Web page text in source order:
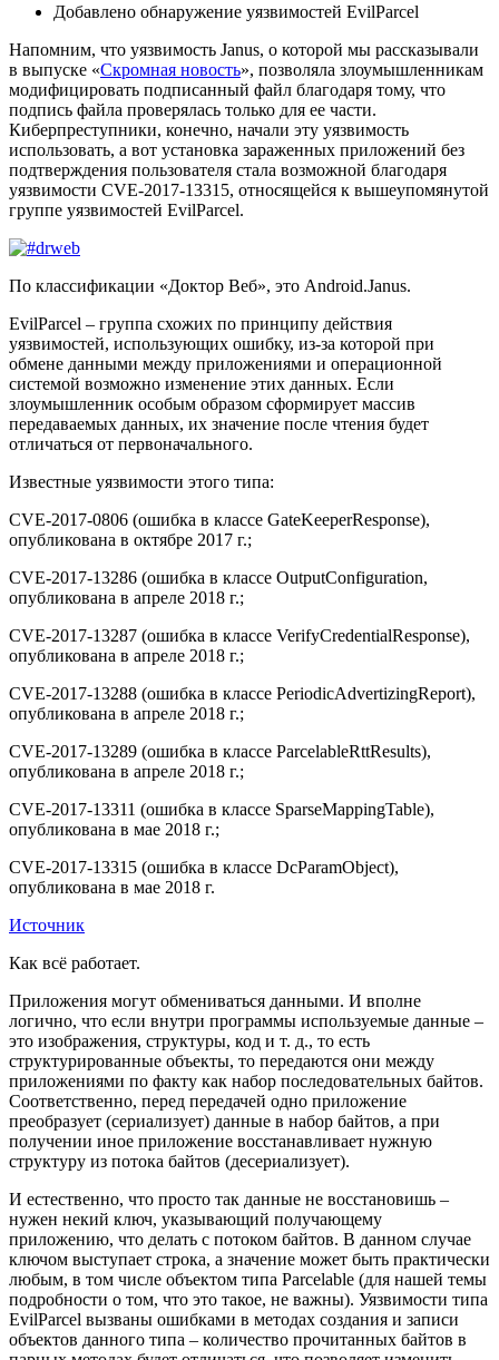
Добавлено обнаружение уязвимостей EvilParcel
Напомним, что уязвимость Janus, о которой мы рассказывали
в выпуске «Скромная новость», позволяла злоумышленникам
модифицировать подписанный файл благодаря тому, что
подпись файла проверялась только для ее части.
Киберпреступники, конечно, начали эту уязвимость
использовать, а вот установка зараженных приложений без
подтверждения пользователя стала возможной благодаря
уязвимости CVE-2017-13315, относящейся к вышеупомянутой
группе уязвимостей EvilParcel.
По классификации «Доктор Веб», это Android.Janus.
EvilParcel – группа схожих по принципу действия
уязвимостей, использующих ошибку, из-за которой при
обмене данными между приложениями и операционной
системой возможно изменение этих данных. Если
злоумышленник особым образом сформирует массив
передаваемых данных, их значение после чтения будет
отличаться от первоначального.
Известные уязвимости этого типа:
CVE-2017-0806 (ошибка в классе GateKeeperResponse),
опубликована в октябре 2017 г.;
CVE-2017-13286 (ошибка в классе OutputConfiguration,
опубликована в апреле 2018 г.;
CVE-2017-13287 (ошибка в классе VerifyCredentialResponse),
опубликована в апреле 2018 г.;
CVE-2017-13288 (ошибка в классе PeriodicAdvertizingReport),
опубликована в апреле 2018 г.;
CVE-2017-13289 (ошибка в классе ParcelableRttResults),
опубликована в апреле 2018 г.;
CVE-2017-13311 (ошибка в классе SparseMappingTable),
опубликована в мае 2018 г.;
CVE-2017-13315 (ошибка в классе DcParamObject),
опубликована в мае 2018 г.
Источник
Как всё работает.
Приложения могут обмениваться данными. И вполне
логично, что если внутри программы используемые данные –
это изображения, структуры, код и т. д., то есть
структурированные объекты, то передаются они между
приложениями по факту как набор последовательных байтов.
Соответственно, перед передачей одно приложение
преобразует (сериализует) данные в набор байтов, а при
получении иное приложение восстанавливает нужную
структуру из потока байтов (десериализует).
И естественно, что просто так данные не восстановишь –
нужен некий ключ, указывающий получающему
приложению, что делать с потоком байтов. В данном случае
ключом выступает строка, а значение может быть практически
любым, в том числе объектом типа Parcelable (для нашей темы
подробности о том, что это такое, не важны). Уязвимости типа
EvilParcel вызваны ошибками в методах создания и записи
объектов данного типа – количество прочитанных байтов в